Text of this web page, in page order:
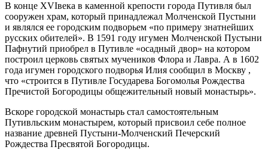
В конце ХVIвека в каменной крепости города Путивля был
сооружен храм, который принадлежал Молченской Пустыни
и являлся ее городским подворьем «по примеру знатнейших
русских обителей». В 1591 году игумен Молченской Пустыни
Пафнутий приобрел в Путивле «осадный двор» на котором
построил церковь святых мучеников Флора и Лавра. А в 1602
года игумен городского подворья Илия сообщил в Москву ,
что «строится в Путивле Государева Богомолья Рождества
Пречистой Богородицы общежительный новый монастырь».
Вскоре городской монастырь стал самостоятельным
Путивльским монастырем, который присвоил себе полное
название древней Пустыни-Молченский Печерский
Рождества Пресвятой Богородицы.